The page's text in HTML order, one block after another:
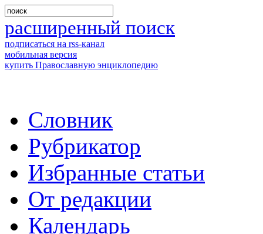
расширенный поиск
подписаться на rss-канал
мобильная версия
купить Православную энциклопедию
Словник
Рубрикатор
Избранные статьи
От редакции
Календарь